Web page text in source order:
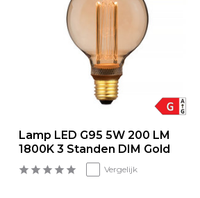
Lamp LED G95 5W 200 LM
1800K 3 Standen DIM Gold
Vergelijk